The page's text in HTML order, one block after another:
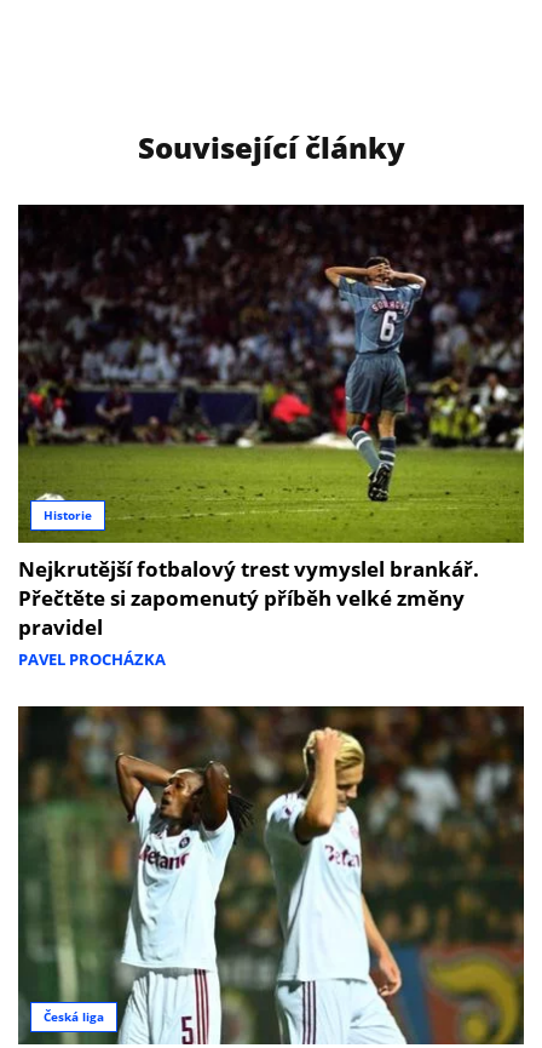
Související články
Historie
Nejkrutější fotbalový trest vymyslel brankář.
Přečtěte si zapomenutý příběh velké změny
pravidel
PAVEL PROCHÁZKA
Česká liga